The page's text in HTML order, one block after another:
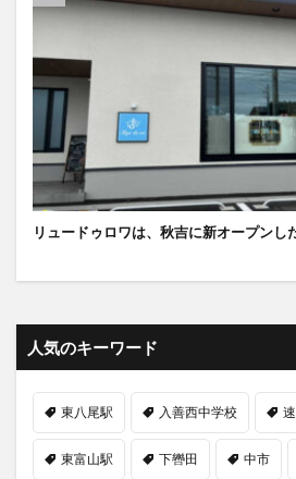
リュードゥロワは、秋吉に新オープンし
人気のキーワード
東八尾駅 入善西中学校
東富山駅 下轡田 中市